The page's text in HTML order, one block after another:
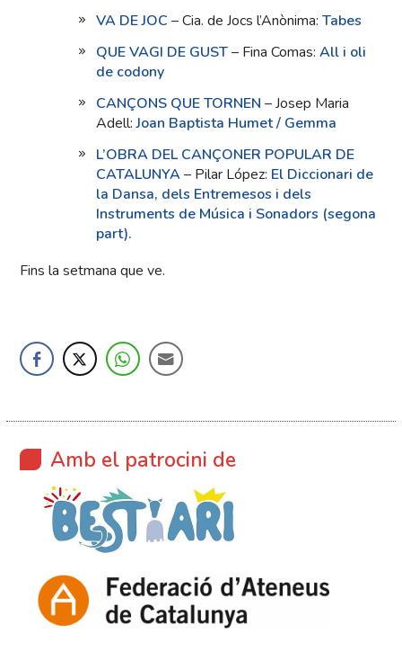
VA DE JOC – Cia. de Jocs l’Anònima:Tabes
QUE VAGI DE GUST– Fina Comas:All i oli
de codony
CANÇONS QUE TORNEN – Josep Maria
Adell:Joan Baptista Humet / Gemma
L’OBRA DEL CANÇONER POPULAR DE
CATALUNYA – Pilar López: El Diccionari de
la Dansa, dels Entremesos i dels
Instruments de Música i Sonadors (segona
part).
Fins la setmana que ve.
Amb el patrocini de